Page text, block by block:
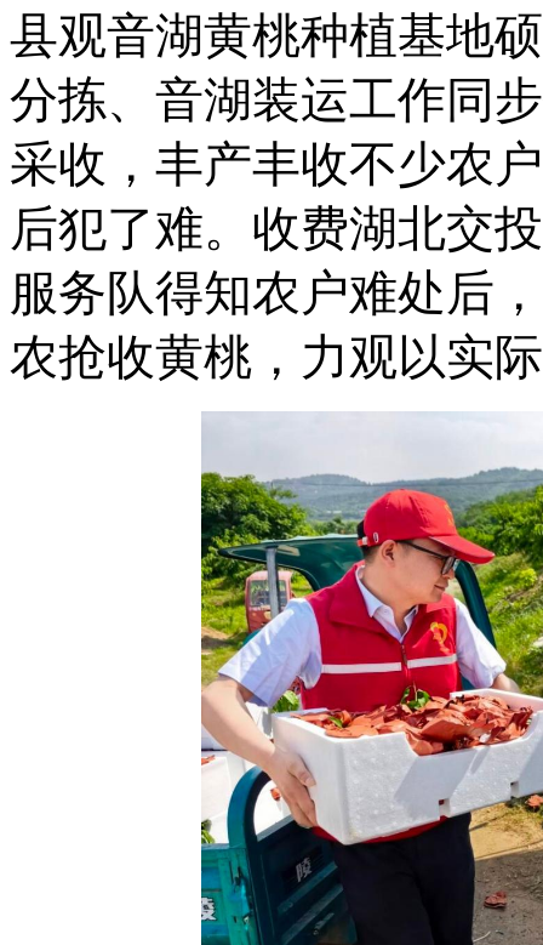
县观音湖黄桃种植基地
分拣、音湖装运工作同
采收，丰产丰收不少农
后犯了难。收费湖北交
服务队得知农户难处后
农抢收黄桃，力观以实